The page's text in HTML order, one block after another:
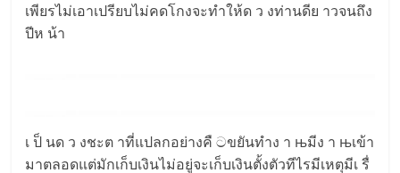
เพียรไม่เอาเปรียบไม่คดโกงจะทำให้ด ว งท่านดีย าวจนถึง
ปีห น้า
เ ป็ นด ว งชะต าที่แปลกอย่างคื ටขยันทำง า њมีง า њเข้า
มาตลอดแต่มักเก็บเงินไม่อยู่จะเก็บเงินตั้งตัวทีไรมีเหตุมีเ รื่